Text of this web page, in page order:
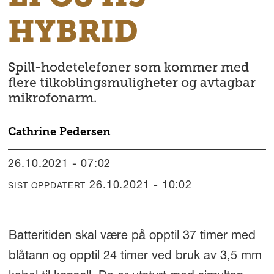
HYBRID
Spill-hodetelefoner som kommer med
flere tilkoblingsmuligheter og avtagbar
mikrofonarm.
Cathrine Pedersen
26.10.2021 - 07:02
SIST OPPDATERT 26.10.2021 - 10:02
Batteritiden skal være på opptil 37 timer med
blåtann og opptil 24 timer ved bruk av 3,5 mm